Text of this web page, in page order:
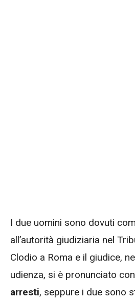
I due uomini sono dovuti
all’autorità giudiziaria nel
Clodio a Roma e il giudice,
udienza, si è pronunciato
arresti, seppure i due sono